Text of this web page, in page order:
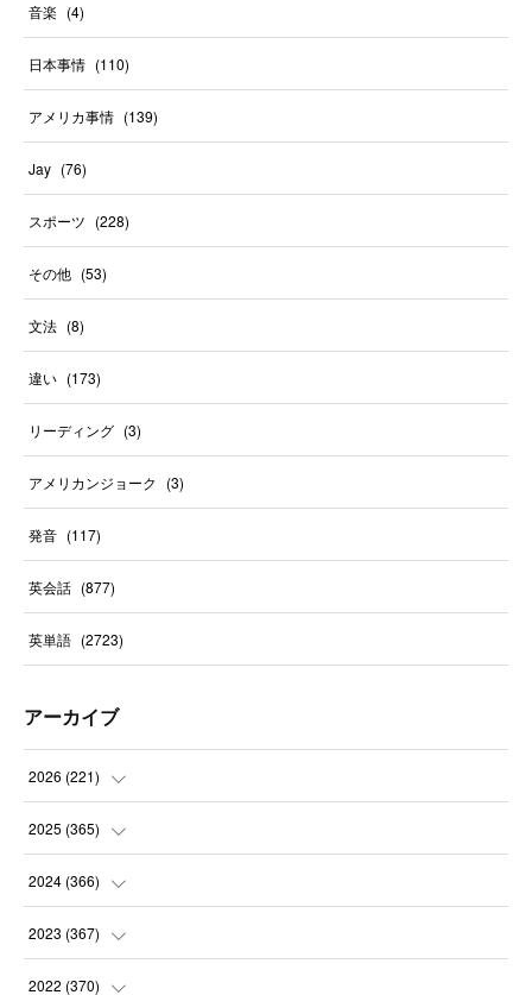
音楽 (4)
日本事情 (110)
アメリカ事情 (139)
Jay (76)
スポーツ (228)
その他 (53)
文法 (8)
違い (173)
リーディング (3)
アメリカンジョーク (3)
発音 (117)
英会話 (877)
英単語 (2723)
アーカイブ
2026 (221)
(10
(31
(30
(31
2025 (365)
(31
(30
(31
2024 (366)
(32
(30
2023 (367)
(31
2022 (370)